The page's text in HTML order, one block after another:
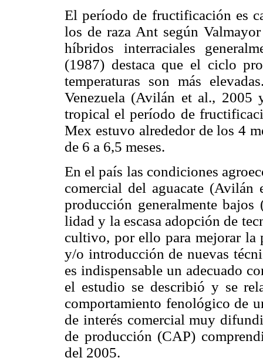
El período de fructificación es
los de raza Ant según
híbridos interra­ciales
(1987) destaca que el ciclo
temperaturas son más
Venezuela (Avilán et al., 2005
tropical el período de
Mex estuvo alrededor de los 4
de 6 a 6,5 meses.
En el país las condiciones
comercial del aguacate
producción gene­ralmente
lidad y la escasa adopción de
cultivo, por ello para mejorar la
y/o intro­ducción de nuevas
es indispensable un adecuado
el estudio se describió y se
compor­tamiento fenológico de
de interés comercial muy
de producción (CAP)
del 2005.